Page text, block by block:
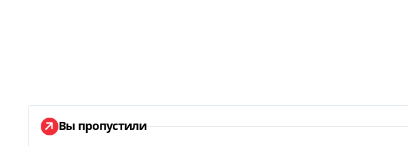
Вы пропустили